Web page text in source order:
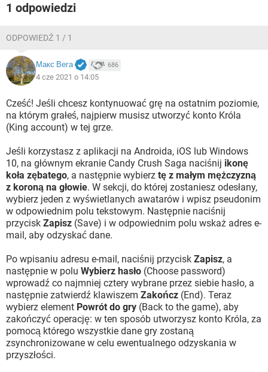
1 odpowiedzi
ODPOWIEDŹ 1 / 1
Макс Вега 686
4 cze 2021 o 14:05
Cześć! Jeśli chcesz kontynuować grę na ostatnim poziomie,
na którym grałeś, najpierw musisz utworzyć konto Króla
(King account) w tej grze.
Jeśli korzystasz z aplikacji na Androida, iOS lub Windows
10, na głównym ekranie Candy Crush Saga naciśnij ikonę
koła zębatego, a następnie wybierz tę z małym mężczyzną
z koroną na głowie. W sekcji, do której zostaniesz odesłany,
wybierz jeden z wyświetlanych awatarów i wpisz pseudonim
w odpowiednim polu tekstowym. Następnie naciśnij
przycisk Zapisz (Save) i w odpowiednim polu wskaż adres e-
mail, aby odzyskać dane.
Po wpisaniu adresu e-mail, naciśnij przycisk Zapisz, a
następnie w polu Wybierz hasło (Choose password)
wprowadź co najmniej cztery wybrane przez siebie hasło, a
następnie zatwierdź klawiszem Zakończ (End). Teraz
wybierz element Powrót do gry (Back to the game), aby
zakończyć operację: w ten sposób utworzysz konto Króla, za
pomocą którego wszystkie dane gry zostaną
zsynchronizowane w celu ewentualnego odzyskania w
przyszłości.